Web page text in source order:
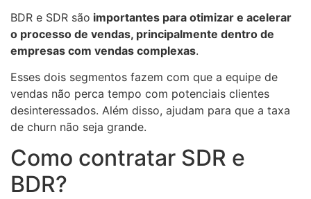
BDR e SDR são importantes para otimizar e acelerar
o processo de vendas, principalmente dentro de
empresas com vendas complexas.
Esses dois segmentos fazem com que a equipe de
vendas não perca tempo com potenciais clientes
desinteressados. Além disso, ajudam para que a taxa
de churn não seja grande.
Como contratar SDR e
BDR?